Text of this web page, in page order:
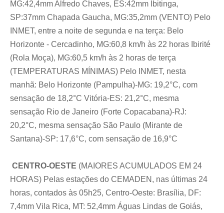
MG:42,4mm Alfredo Chaves, ES:42mm Ibitinga,
SP:37mm Chapada Gaucha, MG:35,2mm (VENTO) Pelo
INMET, entre a noite de segunda e na terça: Belo
Horizonte - Cercadinho, MG:60,8 km/h às 22 horas Ibirité
(Rola Moça), MG:60,5 km/h às 2 horas de terça
(TEMPERATURAS MÍNIMAS) Pelo INMET, nesta
manhã: Belo Horizonte (Pampulha)-MG: 19,2°C, com
sensação de 18,2°C Vitória-ES: 21,2°C, mesma
sensação Rio de Janeiro (Forte Copacabana)-RJ:
20,2°C, mesma sensação São Paulo (Mirante de
Santana)-SP: 17,6°C, com sensação de 16,9°C
CENTRO-OESTE (MAIORES ACUMULADOS EM 24
HORAS) Pelas estações do CEMADEN, nas últimas 24
horas, contados às 05h25, Centro-Oeste: Brasília, DF:
7,4mm Vila Rica, MT: 52,4mm Águas Lindas de Goiás,